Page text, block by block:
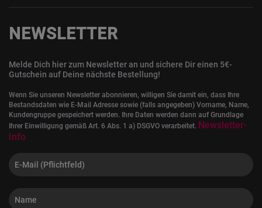
NEWSLETTER
Melde Dich hier zum Newsletter an und sichere Dir einen 5€-
Gutschein auf Deine nächste Bestellung!
Wenn Sie unseren Newsletter abonnieren, willigen Sie damit ein, dass Ihre
Bestandsdaten wie E-Mail Adresse sowie (falls angegeben) Vorname, Name,
Kundengruppe gespeichert werden. Ihre Daten werden dann auf Grundlage
Ihrer Einwilligung gemäß Art. 6 Abs. 1 a) DSGVO verarbeitet. Newsletter-
Info